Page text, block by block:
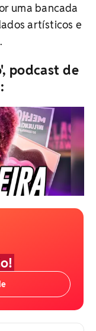
uma bancada
artísticos e
podcast de